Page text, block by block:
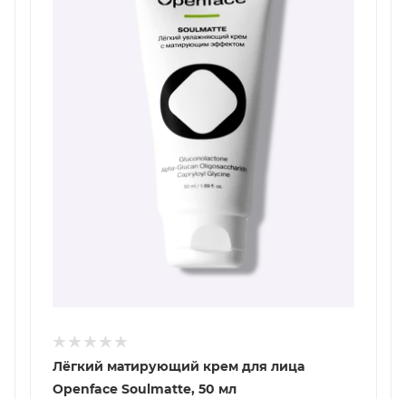
Лёгкий матирующий крем для лица
Openface Soulmatte, 50 мл